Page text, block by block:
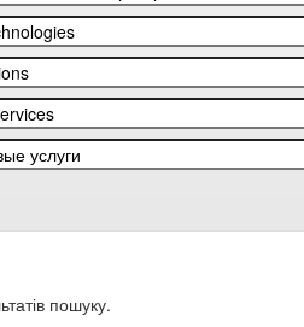
пошуку.